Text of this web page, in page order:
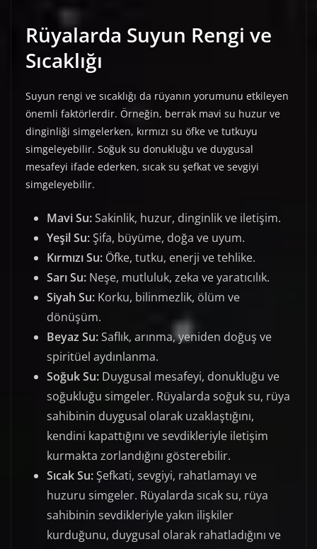
Rüyalarda Suyun Rengi ve
Sıcaklığı
Suyun rengi ve sıcaklığı da rüyanın yorumunu etkileyen
önemli faktörlerdir. Örneğin, berrak mavi su huzur ve
dinginliği simgelerken, kırmızı su öfke ve tutkuyu
simgeleyebilir. Soğuk su donukluğu ve duygusal
mesafeyi ifade ederken, sıcak su şefkat ve sevgiyi
simgeleyebilir.
Mavi Su:Sakinlik, huzur, dinginlik ve iletişim.
Yeşil Su:Şifa, büyüme, doğa ve uyum.
Kırmızı Su: Öfke, tutku, enerji ve tehlike.
Sarı Su: Neşe, mutluluk, zeka ve yaratıcılık.
Siyah Su: Korku, bilinmezlik, ölüm ve
dönüşüm.
Beyaz Su:Saflık, arınma, yeniden doğuş ve
spiritüel aydınlanma.
Soğuk Su: Duygusal mesafeyi, donukluğu ve
soğukluğu simgeler. Rüyalarda soğuk su, rüya
sahibinin duygusal olarak uzaklaştığını,
kendini kapattığını ve sevdikleriyle iletişim
kurmakta zorlandığını gösterebilir.
Sıcak Su:Şefkati, sevgiyi, rahatlamayı ve
huzuru simgeler. Rüyalarda sıcak su, rüya
sahibinin sevdikleriyle yakın ilişkiler
kurduğunu, duygusal olarak rahatladığını ve